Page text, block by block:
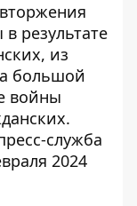
результате
из
большой
войны
служба
2024